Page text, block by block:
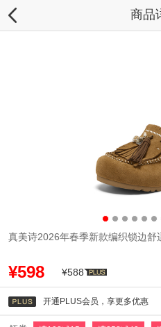
商品
真美诗2026年春季新款编织锁边舒
¥598 ¥588
开通PLUS会员，享更多优惠